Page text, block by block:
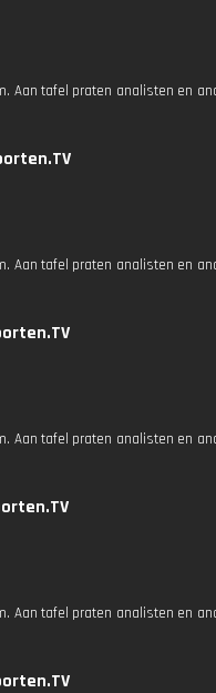
Aan tafel praten analisten en
Aan tafel praten analisten en
Aan tafel praten analisten en
Aan tafel praten analisten en